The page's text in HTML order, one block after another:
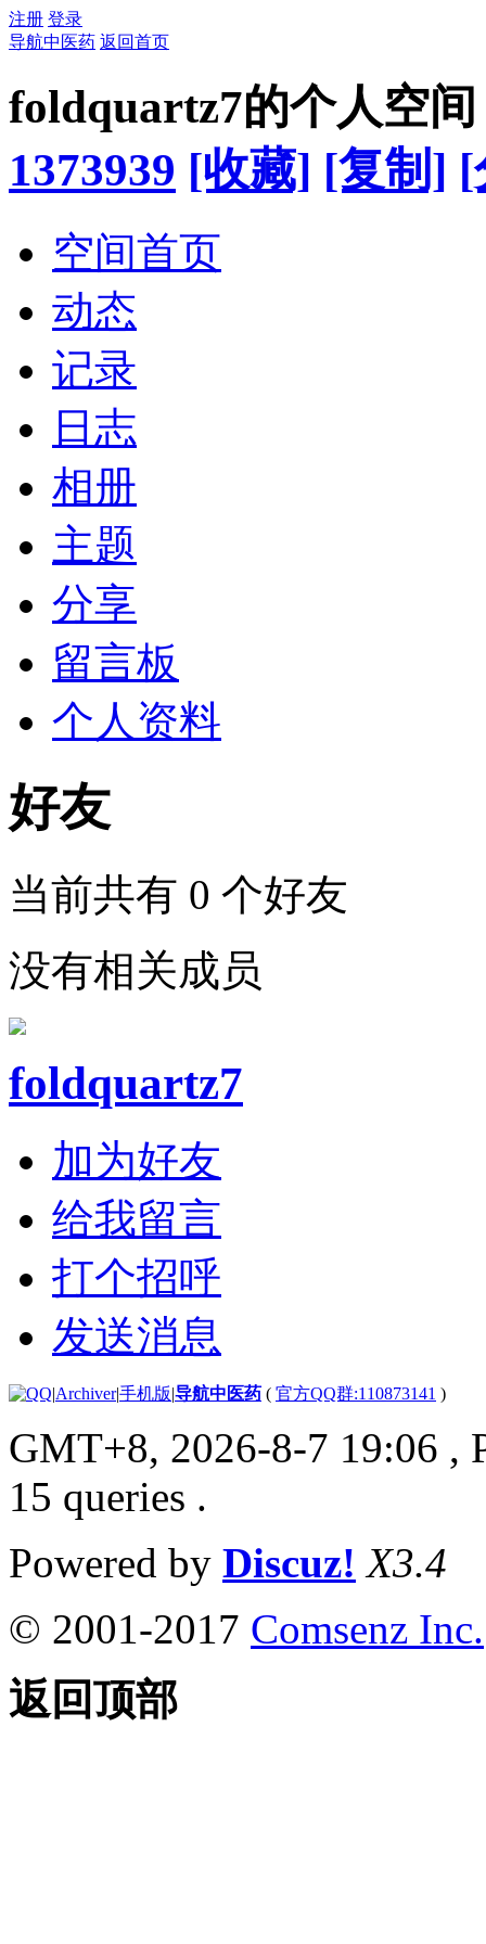
注册 登录
导航中医药 返回首页
foldquartz7的个人空间
1373939 [收藏] [复制] [
空间首页
动态
记录
日志
相册
主题
分享
留言板
个人资料
好友
当前共有 0 个好友
没有相关成员
foldquartz7
加为好友
给我留言
打个招呼
发送消息
|Archiver|手机版|导航中医药 ( 官方QQ群:110873141 )
GMT+8, 2026-8-7 19:06 ,
15 queries .
Powered by Discuz! X3.4
© 2001-2017 Comsenz Inc.
返回顶部